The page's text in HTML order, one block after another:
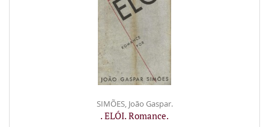
SIMÕES, João Gaspar.
. ELÓI. Romance.